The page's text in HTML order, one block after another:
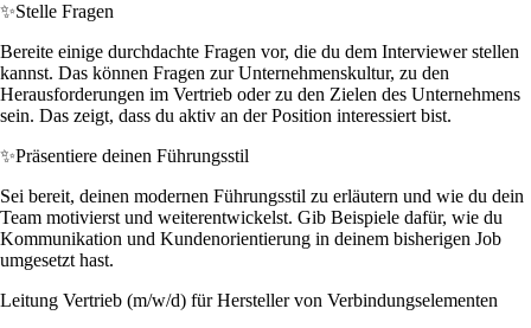
✨Stelle Fragen
Bereite einige durchdachte Fragen vor, die du dem Interviewer stellen
kannst. Das können Fragen zur Unternehmenskultur, zu den
Herausforderungen im Vertrieb oder zu den Zielen des Unternehmens
sein. Das zeigt, dass du aktiv an der Position interessiert bist.
✨Präsentiere deinen Führungsstil
Sei bereit, deinen modernen Führungsstil zu erläutern und wie du dein
Team motivierst und weiterentwickelst. Gib Beispiele dafür, wie du
Kommunikation und Kundenorientierung in deinem bisherigen Job
umgesetzt hast.
Leitung Vertrieb (m/w/d) für Hersteller von Verbindungselementen